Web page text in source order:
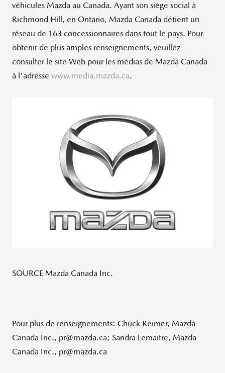
véhicules Mazda au Canada. Ayant son siège social à
Richmond Hill, en Ontario, Mazda Canada détient un
réseau de 163 concessionnaires dans tout le pays. Pour
obtenir de plus amples renseignements, veuillez
consulter le site Web pour les médias de Mazda Canada
à l'adresse www.media.mazda.ca.
SOURCE Mazda Canada Inc.
Pour plus de renseignements: Chuck Reimer, Mazda
Canada Inc., pr@mazda.ca; Sandra Lemaitre, Mazda
Canada Inc., pr@mazda.ca